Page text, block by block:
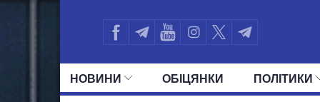
НОВИНИ ОБIЦЯНКИ ПОЛIТИКИ